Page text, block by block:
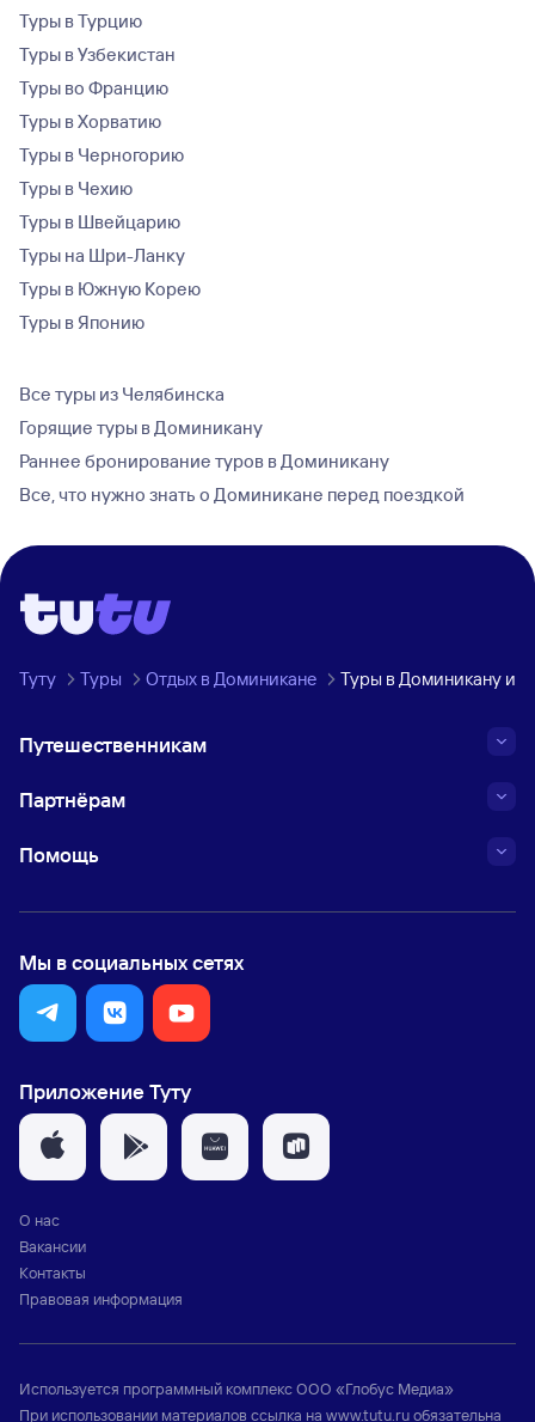
Туры в Турцию
Туры в Узбекистан
Туры во Францию
Туры в Хорватию
Туры в Черногорию
Туры в Чехию
Туры в Швейцарию
Туры на Шри-Ланку
Туры в Южную Корею
Туры в Японию
Все туры из Челябинска
Горящие туры в Доминикану
Раннее бронирование туров в Доминикану
Все, что нужно знать о Доминикане перед поездкой
Туту Туры Отдых в Доминикане Туры в Доминикану из
Путешественникам
Партнёрам
Помощь
Мы в социальных сетях
Приложение Туту
О нас
Вакансии
Контакты
Правовая информация
Используется программный комплексООО «Глобус Медиа»
При использовании материалов ссылка на www.tutu.ruобязательна